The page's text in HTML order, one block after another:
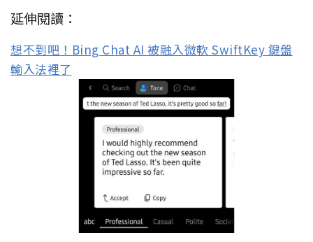
延伸閱讀：
想不到吧！Bing Chat AI 被融入微軟 SwiftKey 鍵盤
輸入法裡了